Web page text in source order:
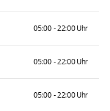
05:00 - 22:00 Uhr
05:00 - 22:00 Uhr
05:00 - 22:00 Uhr